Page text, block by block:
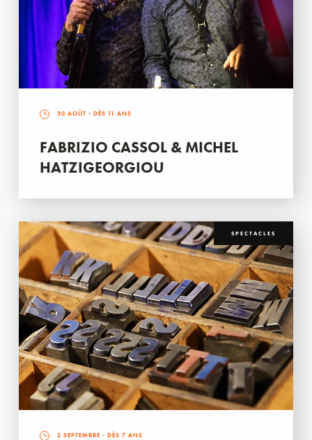
30 AOÛT - DÈS 11 ANS
FABRIZIO CASSOL & MICHEL
HATZIGEORGIOU
SPECTACLES
2 SEPTEMBRE - DÈS 7 ANS